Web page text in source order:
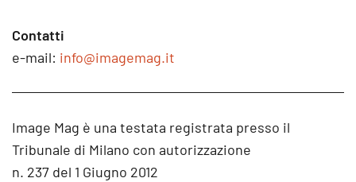
Contatti
e-mail: info@imagemag.it
Image Mag è una testata registrata presso il
Tribunale di Milano con autorizzazione
n. 237 del 1 Giugno 2012